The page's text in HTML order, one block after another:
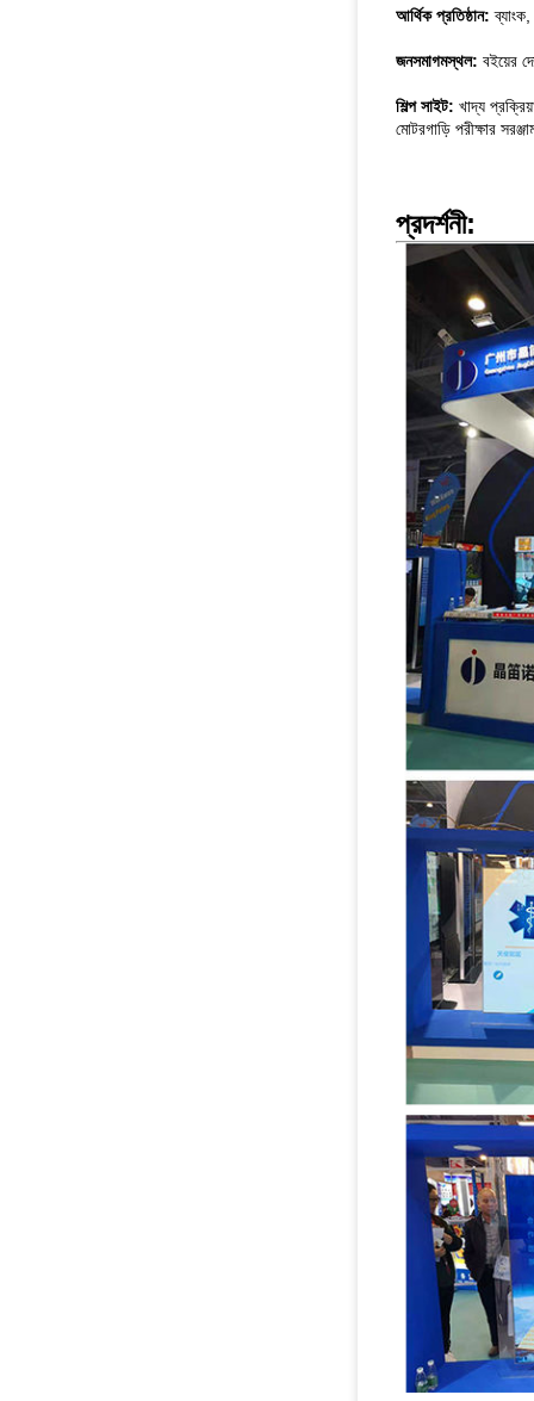
আর্থিক প্রতিষ্ঠান:
জনসমাগমস্থল: বইয়ের
শিল্প সাইট: খাদ্য
মোটরগাড়ি পরীক্ষার
প্রদর্শনী: